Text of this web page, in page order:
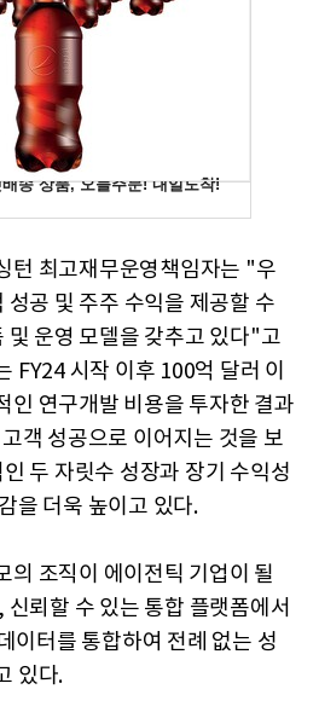
턴 최고재무운영책임자는 "우
공 및 주주 수익을 제공할 수
및 운영 모델을 갖추고 있다"고
FY24 시작 이후 100억 달러 이
인 연구개발 비용을 투자한 결과
객 성공으로 이어지는 것을 보
두 자릿수 성장과 장기 수익성
을 더욱 높이고 있다.
의 조직이 에이전틱 기업이 될
뢰할 수 있는 통합 플랫폼에서
이터를 통합하여 전례 없는 성
있다.